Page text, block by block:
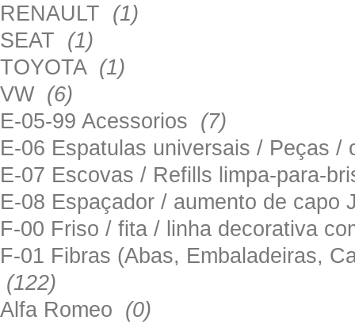
RENAULT (1)
SEAT (1)
TOYOTA (1)
VW (6)
E-05-99 Acessorios (7)
E-06 Espatulas universais / Peças
E-07 Escovas / Refills limpa-para-
E-08 Espaçador / aumento de
F-00 Friso / fita / linha decorativa
F-01 Fibras (Abas, Embaladeiras,
(122)
Alfa Romeo (0)